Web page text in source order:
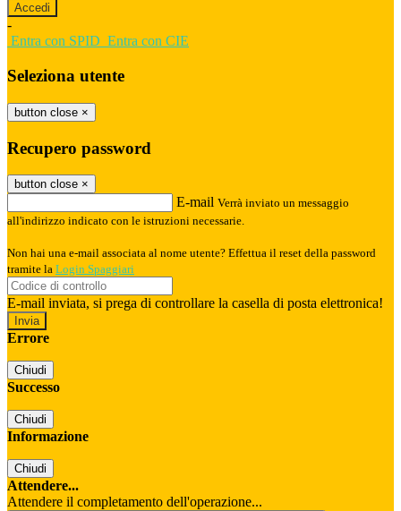
-
Entra con SPID Entra con CIE
Seleziona utente
button close ×
Recupero password
button close ×
E-mail Verrà inviato un messaggio
all'indirizzo indicato con le istruzioni necessarie.
Non hai una e-mail associata al nome utente? Effettua il reset della password
tramite la Login Spaggiari
E-mail inviata, si prega di controllare la casella di posta elettronica!
Errore
Chiudi
Successo
Chiudi
Informazione
Chiudi
Attendere...
Attendere il completamento dell'operazione...